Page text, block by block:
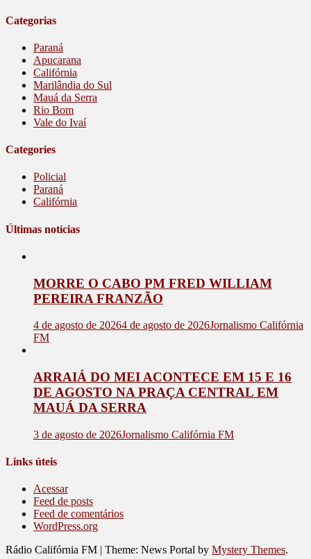
Categorias
Paraná
Apucarana
Califórnia
Marilândia do Sul
Mauá da Serra
Rio Bom
Vale do Ivaí
Categories
Policial
Paraná
Califórnia
Últimas notícias
MORRE O CABO PM FRED WILLIAM
PEREIRA FRANZÃO
4 de agosto de 20264 de agosto de 2026Jornalismo Califórnia
FM
ARRAIÁ DO MEI ACONTECE EM 15 E 16
DE AGOSTO NA PRAÇA CENTRAL EM
MAUÁ DA SERRA
3 de agosto de 2026Jornalismo Califórnia FM
Links úteis
Acessar
Feed de posts
Feed de comentários
WordPress.org
Rádio Califórnia FM | Theme: News Portal by Mystery Themes.